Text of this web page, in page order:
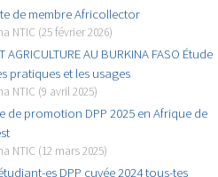
de membre Africollector
NTIC (25 février 2026)
AGRICULTURE AU BURKINA FASO Étude
pratiques et les usages
NTIC (9 avril 2025)
de promotion DPP 2025 en Afrique de
NTIC (12 mars 2025)
es DPP cuvée 2024 tous-tes